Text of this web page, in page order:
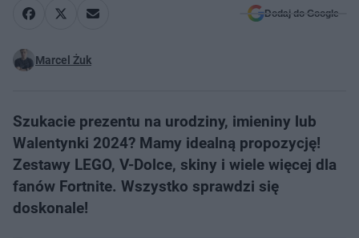
Dodaj do Google
Marcel Żuk
Szukacie prezentu na urodziny, imieniny lub
Walentynki 2024? Mamy idealną propozycję!
Zestawy LEGO, V-Dolce, skiny i wiele więcej dla
fanów Fortnite. Wszystko sprawdzi się
doskonale!